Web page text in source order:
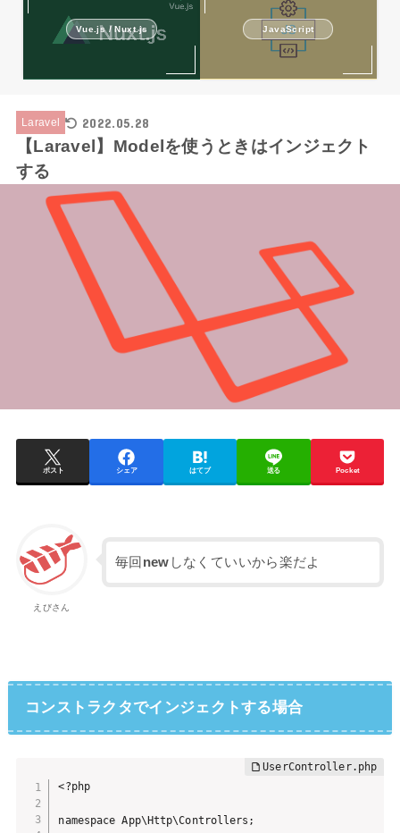
Vue.js / Nuxt.js JavaScript
Laravel 2022.05.28
【Laravel】Modelを使うときはインジェクト
する
ポスト シェア はてブ 送る Pocket
えびさん
毎回 new しなくていいから楽だよ
コンストラクタでインジェクトする場合
<?php
namespace App\Http\Controllers;